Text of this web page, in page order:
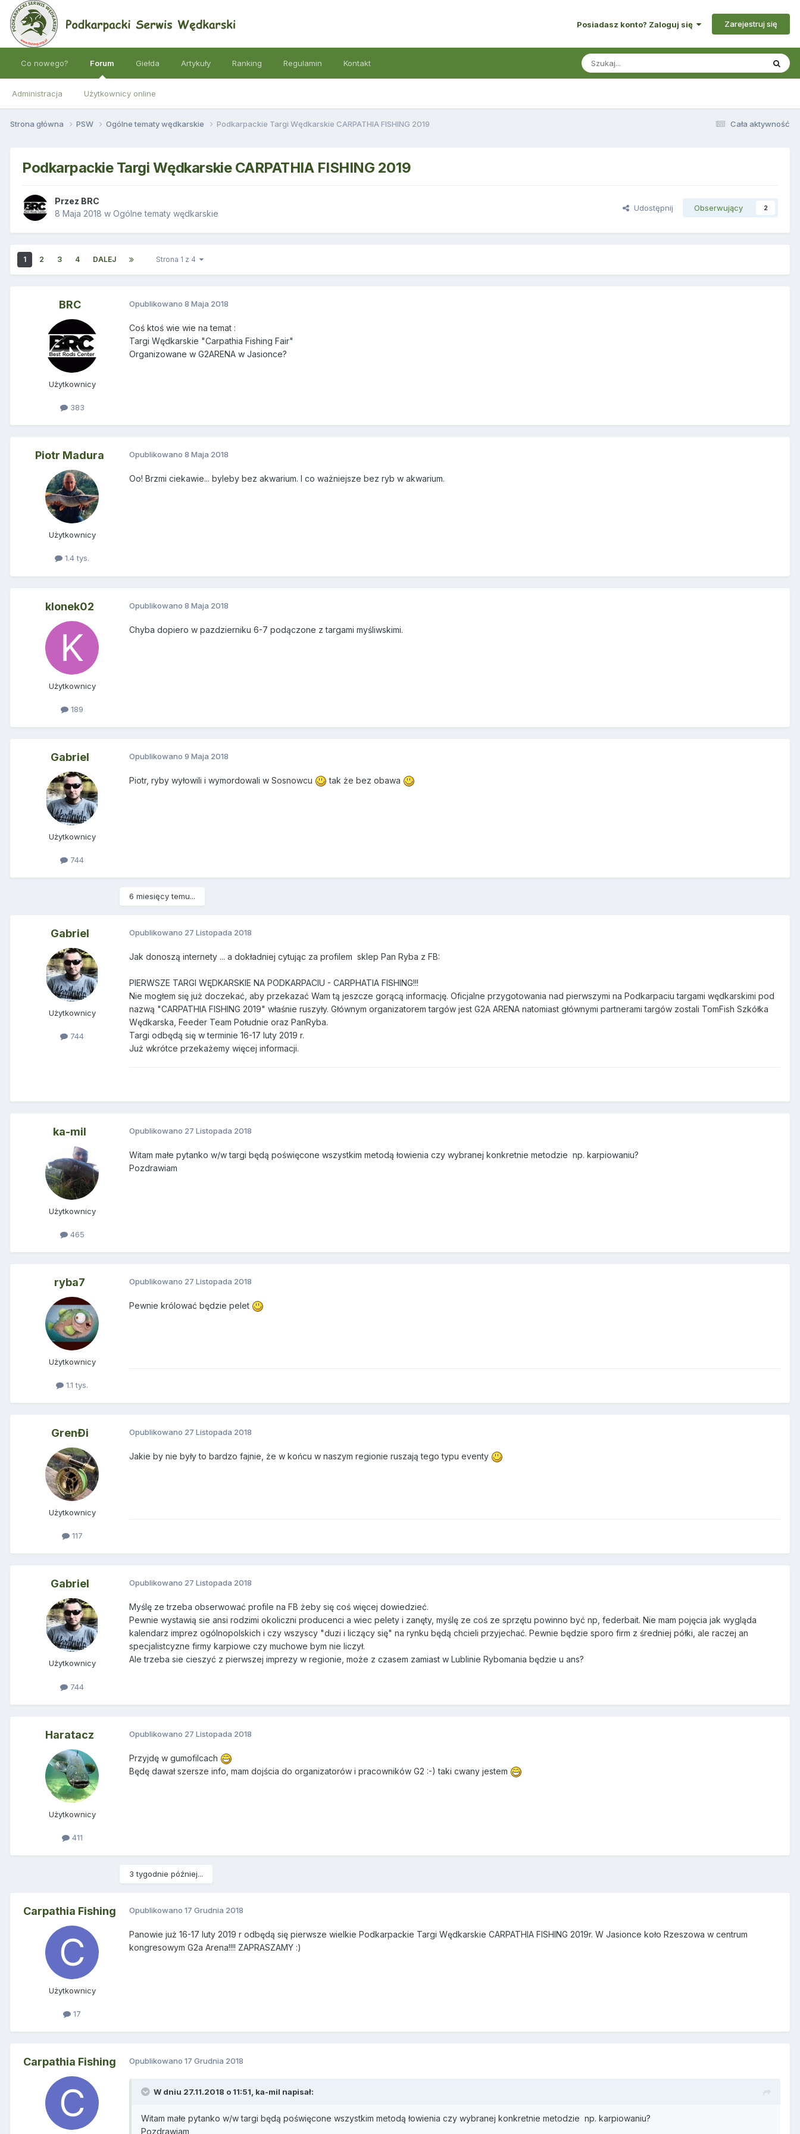
Posiadasz konto? Zaloguj się Zarejestruj się
Co nowego? Forum
Administracja Użytkownicy online
Giełda Artykuły Ranking Regulamin Kontakt
Cała aktywność
Strona główna PSW Ogólne tematy wędkarskie Podkarpackie Targi Wędkarskie CARPATHIA FISHING 2019
Podkarpackie Targi Wędkarskie CARPATHIA FISHING 2019
Przez BRC
8 Maja 2018 w Ogólne tematy wędkarskie
Udostępnij Obserwujący 2
1 2 3 4 DALEJ Strona 1 z 4
BRC
Użytkownicy
383
Opublikowano 8 Maja 2018
Coś ktoś wie wie na temat :
Targi Wędkarskie "Carpathia Fishing Fair"
Organizowane w G2ARENA w Jasionce?
Piotr Madura
Użytkownicy
1.4 tys.
Opublikowano 8 Maja 2018
Oo! Brzmi ciekawie... byleby bez akwarium. I co ważniejsze bez ryb w akwarium.
klonek02
Użytkownicy
189
Opublikowano 8 Maja 2018
Chyba dopiero w pazdzierniku 6-7 podączone z targami myśliwskimi.
Gabriel
Użytkownicy
744
Opublikowano 9 Maja 2018
Piotr, ryby wyłowili i wymordowali w Sosnowcu tak że bez obawa
6 miesięcy temu...
Gabriel
Użytkownicy
744
Opublikowano 27 Listopada 2018
Jak donoszą internety ... a dokładniej cytując za profilem sklep Pan Ryba z FB:
PIERWSZE TARGI WĘDKARSKIE NA PODKARPACIU - CARPHATIA FISHING!!!
Nie mogłem się już doczekać, aby przekazać Wam tą jeszcze gorącą informację. Oficjalne przygotowania nad pierwszymi na Podkarpaciu targami wędkarskimi pod
nazwą "CARPATHIA FISHING 2019" właśnie ruszyły. Głównym organizatorem targów jest G2A ARENA natomiast głównymi partnerami targów zostali TomFish Szkółka
Wędkarska, Feeder Team Południe oraz PanRyba.
Targi odbędą się w terminie 16-17 luty 2019 r.
Już wkrótce przekażemy więcej informacji.
ka-mil
Użytkownicy
465
Opublikowano 27 Listopada 2018
Witam małe pytanko w/w targi będą poświęcone wszystkim metodą łowienia czy wybranej konkretnie metodzie np. karpiowaniu?
Pozdrawiam
ryba7
Użytkownicy
1.1 tys.
Opublikowano 27 Listopada 2018
Pewnie królować będzie pelet
GrenĐi
Użytkownicy
117
Opublikowano 27 Listopada 2018
Jakie by nie były to bardzo fajnie, że w końcu w naszym regionie ruszają tego typu eventy
Gabriel
Użytkownicy
744
Opublikowano 27 Listopada 2018
Myślę ze trzeba obserwować profile na FB żeby się coś więcej dowiedzieć.
Pewnie wystawią sie ansi rodzimi okoliczni producenci a wiec pelety i zanęty, myślę ze coś ze sprzętu powinno być np, federbait. Nie mam pojęcia jak wygląda
kalendarz imprez ogólnopolskich i czy wszyscy "duzi i liczący się" na rynku będą chcieli przyjechać. Pewnie będzie sporo firm z średniej półki, ale raczej an
specjalistcyzne firmy karpiowe czy muchowe bym nie liczył.
Ale trzeba sie cieszyć z pierwszej imprezy w regionie, może z czasem zamiast w Lublinie Rybomania będzie u ans?
Haratacz
Użytkownicy
411
Opublikowano 27 Listopada 2018
Przyjdę w gumofilcach
Będę dawał szersze info, mam dojścia do organizatorów i pracowników G2 :-) taki cwany jestem
3 tygodnie później...
Carpathia Fishing
Użytkownicy
17
Opublikowano 17 Grudnia 2018
Panowie już 16-17 luty 2019 r odbędą się pierwsze wielkie Podkarpackie Targi Wędkarskie CARPATHIA FISHING 2019r. W Jasionce koło Rzeszowa w centrum
kongresowym G2a Arena!!!! ZAPRASZAMY :)
Carpathia Fishing Opublikowano 17 Grudnia 2018
W dniu 27.11.2018 o 11:51, ka-mil napisał:
Witam małe pytanko w/w targi będą poświęcone wszystkim metodą łowienia czy wybranej konkretnie metodzie np. karpiowaniu?
Pozdrawiam